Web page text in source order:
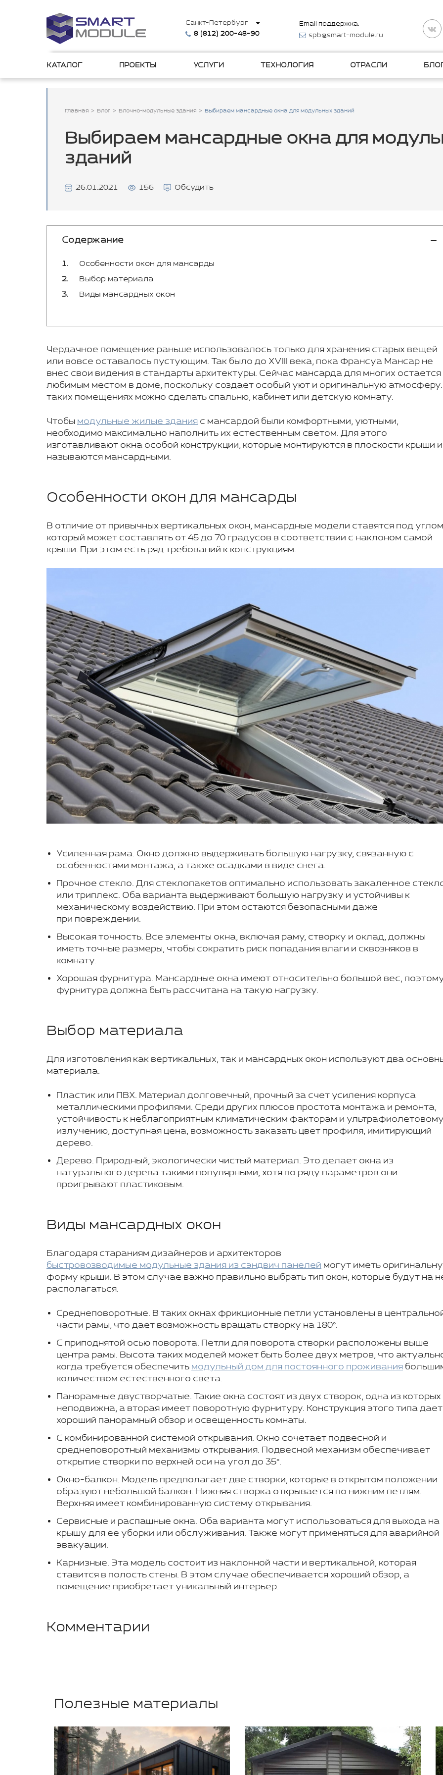
Санкт-Петербург
8 (812) 200-48-90
Email поддержка:
spb@smart-module.ru
КАТАЛОГ ПРОЕКТЫ УСЛУГИ ТЕХНОЛОГИЯ ОТРАСЛИ
Главная Блог Блочно-модульные здания Выбираем мансардные окна для модульных зданий
Выбираем мансардные окна для
зданий
26.01.2021 156 Обсудить
Содержание
Особенности окон для мансарды
Выбор материала
Виды мансардных окон
Чердачное помещение раньше использовалось только для хранения старых вещей
или вовсе оставалось пустующим. Так было до XVIII века, пока Франсуа Мансар не
внес свои видения в стандарты архитектуры. Сейчас мансарда для многих остается
любимым местом в доме, поскольку создает особый уют и оригинальную
таких помещениях можно сделать спальню, кабинет или детскую комнату.
Чтобы модульные жилые здания с мансардой были комфортными, уютными,
необходимо максимально наполнить их естественным светом. Для этого
изготавливают окна особой конструкции, которые монтируются в плоскости крыши и
называются мансардными.
Особенности окон для мансарды
В отличие от привычных вертикальных окон, мансардные модели ставятся под
который может составлять от 45 до 70 градусов в соответствии с наклоном самой
крыши. При этом есть ряд требований к конструкциям.
Усиленная рама. Окно должно выдерживать большую нагрузку, связанную с
особенностями монтажа, а также осадками в виде снега.
Прочное стекло. Для стеклопакетов оптимально использовать закаленное
или триплекс. Оба варианта выдерживают большую нагрузку и устойчивы к
механическому воздействию. При этом остаются безопасными даже
при повреждении.
Высокая точность. Все элементы окна, включая раму, створку и оклад, должны
иметь точные размеры, чтобы сократить риск попадания влаги и сквозняков в
комнату.
Хорошая фурнитура. Мансардные окна имеют относительно большой вес,
фурнитура должна быть рассчитана на такую нагрузку.
Выбор материала
Для изготовления как вертикальных, так и мансардных окон используют два
материала:
Пластик или ПВХ. Материал долговечный, прочный за счет усиления корпуса
металлическими профилями. Среди других плюсов простота монтажа и ремонта,
устойчивость к неблагоприятным климатическим факторам и
излучению, доступная цена, возможность заказать цвет профиля, имитирующий
дерево.
Дерево. Природный, экологически чистый материал. Это делает окна из
натурального дерева такими популярными, хотя по ряду параметров они
проигрывают пластиковым.
Виды мансардных окон
Благодаря стараниям дизайнеров и архитекторов
быстровозводимые модульные здания из сэндвич панелей могут иметь
форму крыши. В этом случае важно правильно выбрать тип окон, которые будут на
располагаться.
Среднеповоротные. В таких окнах фрикционные петли установлены в
части рамы, что дает возможность вращать створку на 180°.
С приподнятой осью поворота. Петли для поворота створки расположены выше
центра рамы. Высота таких моделей может быть более двух метров, что
когда требуется обеспечить модульный дом для постоянного проживания
количеством естественного света.
Панорамные двустворчатые. Такие окна состоят из двух створок, одна из которых
неподвижна, а вторая имеет поворотную фурнитуру. Конструкция этого типа дает
хороший панорамный обзор и освещенность комнаты.
С комбинированной системой открывания. Окно сочетает подвесной и
среднеповоротный механизмы открывания. Подвесной механизм обеспечивает
открытие створки по верхней оси на угол до 35°.
Окно-балкон. Модель предполагает две створки, которые в открытом положении
образуют небольшой балкон. Нижняя створка открывается по нижним петлям.
Верхняя имеет комбинированную систему открывания.
Сервисные и распашные окна. Оба варианта могут использоваться для выхода на
крышу для ее уборки или обслуживания. Также могут применяться для аварийной
эвакуации.
Карнизные. Эта модель состоит из наклонной части и вертикальной, которая
ставится в полость стены. В этом случае обеспечивается хороший обзор, а
помещение приобретает уникальный интерьер.
Комментарии
Полезные материалы